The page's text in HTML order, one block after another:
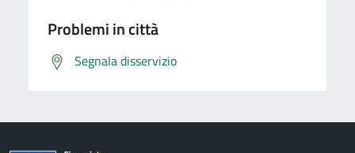
Problemi in città
Segnala disservizio